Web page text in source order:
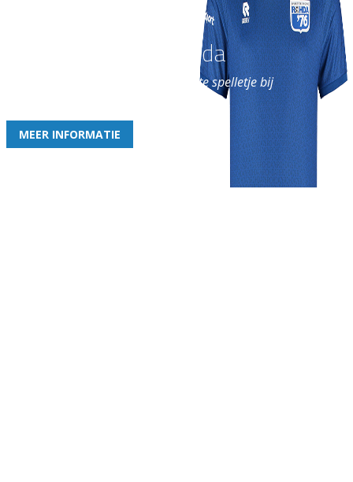
Word nu lid van Rohda
en geniet iedere week van het leukste spelletje bij
MEER INFORMATIE